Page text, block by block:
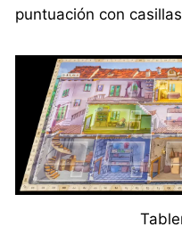
puntuación con